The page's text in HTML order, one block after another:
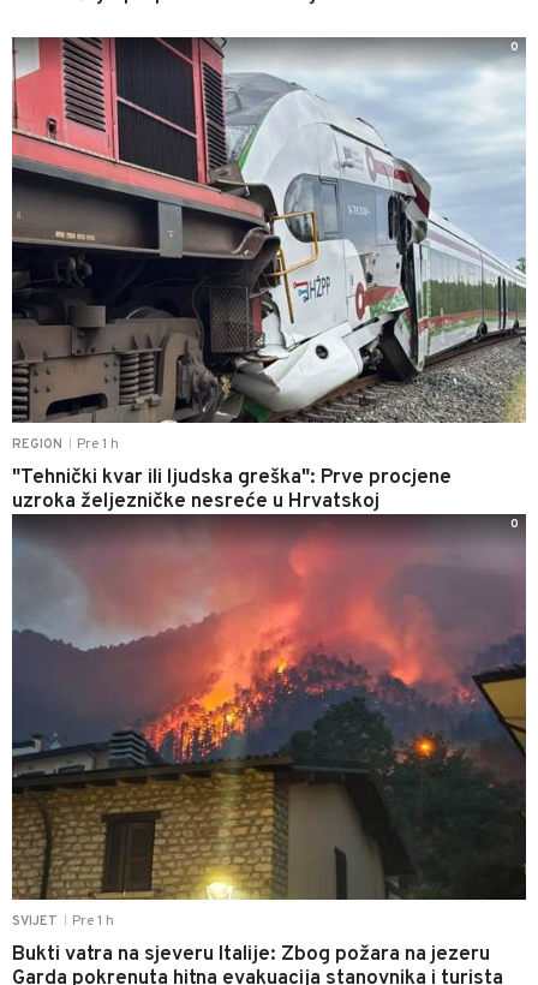
REGION Pre 1 h
"Tehnički kvar ili ljudska greška": Prve procjene
uzroka željezničke nesreće u Hrvatskoj
0
SVIJET Pre 1 h
Bukti vatra na sjeveru Italije: Zbog požara na jezeru
Garda pokrenuta hitna evakuacija stanovnika i turista
0